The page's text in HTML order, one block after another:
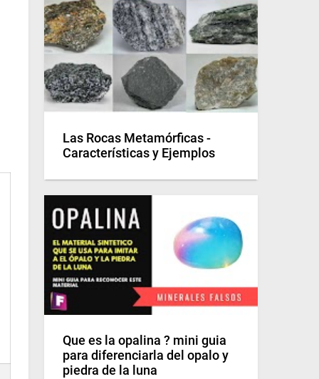
Las Rocas Metamórficas -
Características y Ejemplos
Que es la opalina ? mini guia
para diferenciarla del opalo y
piedra de la luna